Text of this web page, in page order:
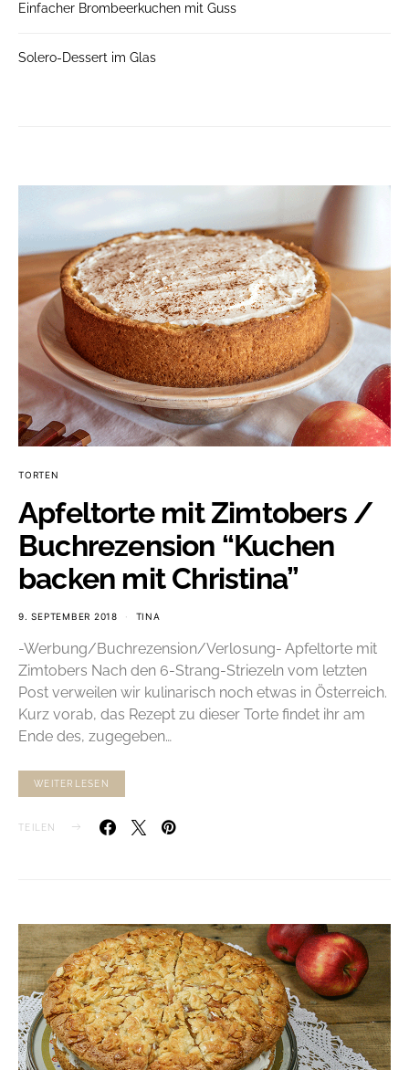
Einfacher Brombeerkuchen mit Guss
Solero-Dessert im Glas
TORTEN
Apfeltorte mit Zimtobers /
Buchrezension “Kuchen
backen mit Christina”
9. SEPTEMBER 2018 TINA
-Werbung/Buchrezension/Verlosung- Apfeltorte mit
Zimtobers Nach den 6-Strang-Striezeln vom letzten
Post verweilen wir kulinarisch noch etwas in Österreich.
Kurz vorab, das Rezept zu dieser Torte findet ihr am
Ende des, zugegeben…
WEITERLESEN
TEILEN